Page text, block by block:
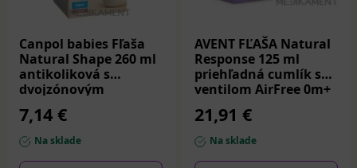
Canpol babies Fľaša
Natural Shape 260 ml
antikoliková s
dvojzónovým
7,14 €
Na sklade
AVENT FĽAŠA Natural
Response 125 ml
priehľadná cumlík s
ventilom AirFree 0m+
21,91 €
Na sklade